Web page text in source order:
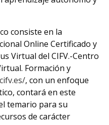
consiste en la
Online Certificado y
Virtual del CIFV.-Centro
Formación y
, con un enfoque
contará en este
temario para su
de carácter